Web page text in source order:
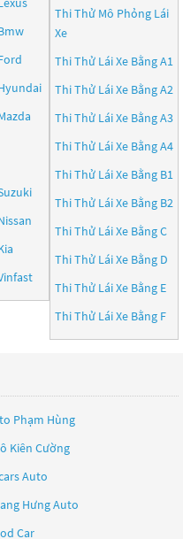
Thi Thử Mô Phỏng Lái
Xe
Thi Thử Lái Xe Bằng A1
Thi Thử Lái Xe Bằng A2
Thi Thử Lái Xe Bằng A3
Thi Thử Lái Xe Bằng A4
Thi Thử Lái Xe Bằng B1
Thi Thử Lái Xe Bằng B2
Thi Thử Lái Xe Bằng C
Thi Thử Lái Xe Bằng D
Thi Thử Lái Xe Bằng E
Thi Thử Lái Xe Bằng F
Phạm Hùng
Kiên Cường
Auto
Hưng Auto
Car